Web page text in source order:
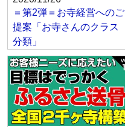
＝第2弾＝お寺経営へのご
提案「お寺さんのクラス
分類」